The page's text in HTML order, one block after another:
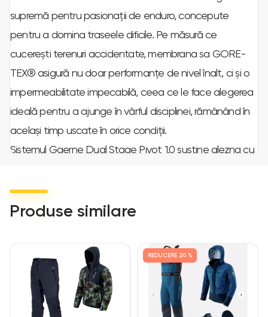
supremă pentru pasionații de enduro, concepute
pentru a domina traseele dificile. Pe măsură ce
cucerești terenuri accidentate, membrana sa GORE-
TEX® asigură nu doar performanțe de nivel înalt, ci și o
impermeabilitate impecabilă, ceea ce le face alegerea
ideală pentru a ajunge în vârful disciplinei, rămânând în
același timp uscate în orice condiții.
Sistemul Gaerne Dual Stage Pivot 1.0 susține glezna cu
hiperextensia, hiperflexia și mișcările laterale. Rafinările în
geometria mișcării permit ghetelor să imite mai bine
sacrifica caracteristicile de protecție.
Griile de ventilație din apropierea plăcii frontale și
canalele 3D asigură un flux de aer optim, evacuarea
umidității și disiparea căldurii, menținând picioarele
Produse similare
REDUCERE 20 %